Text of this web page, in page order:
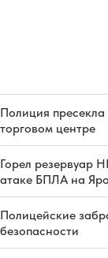
Полиция пресекла
торговом центре
Горел резервуар
атаке БПЛА на
Полицейские
безопасности